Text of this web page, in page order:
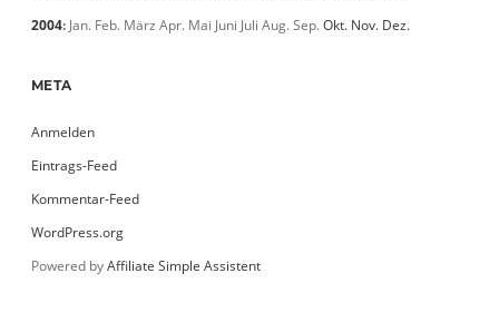
2004: Jan. Feb. März Apr. Mai Juni Juli Aug.Sep.Okt. Nov. Dez.
META
Anmelden
Eintrags-Feed
Kommentar-Feed
WordPress.org
Powered byAffiliate Simple Assistent